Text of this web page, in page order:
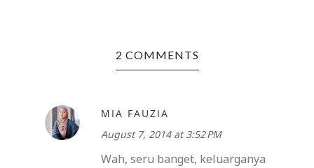
2 COMMENTS
MIA FAUZIA
August 7, 2014 at 3:52 PM
Wah, seru banget, keluarganya